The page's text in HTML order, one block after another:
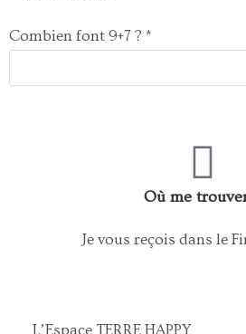
Combien font 9+7 ? *
Où me
Je vous reçois dans le
L’Espace TERRE HAPPY